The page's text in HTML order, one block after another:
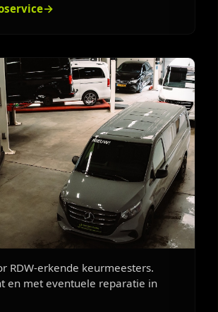
RDW-erkende keurmeesters.
en met eventuele reparatie in